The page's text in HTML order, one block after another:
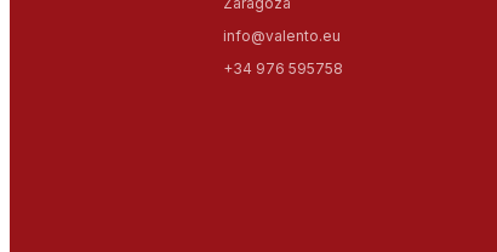
info@valento.eu
+34 976 595758